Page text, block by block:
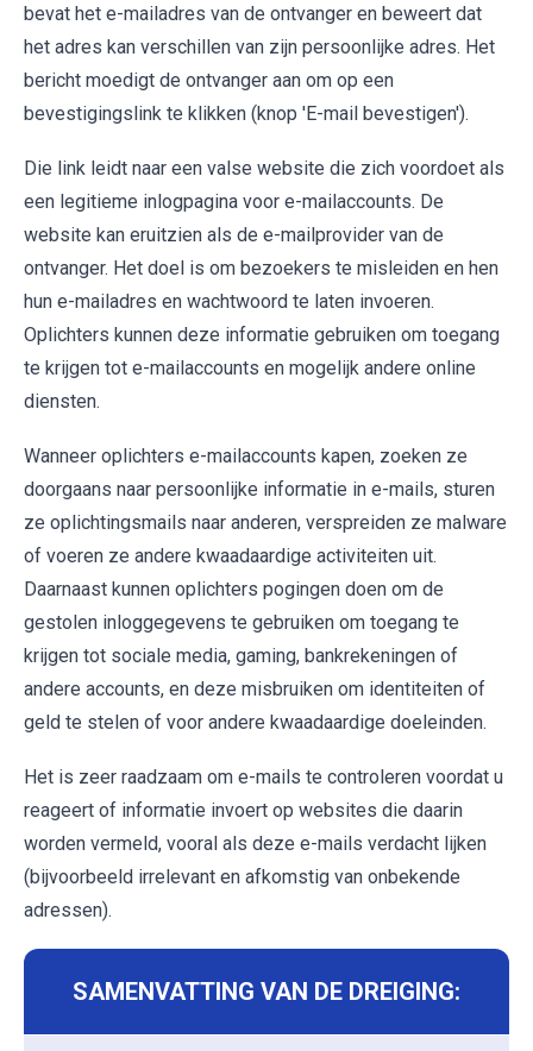
bevat het e-mailadres van de ontvanger en beweert dat
het adres kan verschillen van zijn persoonlijke adres. Het
bericht moedigt de ontvanger aan om op een
bevestigingslink te klikken (knop 'E-mail bevestigen').
Die link leidt naar een valse website die zich voordoet als
een legitieme inlogpagina voor e-mailaccounts. De
website kan eruitzien als de e-mailprovider van de
ontvanger. Het doel is om bezoekers te misleiden en hen
hun e-mailadres en wachtwoord te laten invoeren.
Oplichters kunnen deze informatie gebruiken om toegang
te krijgen tot e-mailaccounts en mogelijk andere online
diensten.
Wanneer oplichters e-mailaccounts kapen, zoeken ze
doorgaans naar persoonlijke informatie in e-mails, sturen
ze oplichtingsmails naar anderen, verspreiden ze malware
of voeren ze andere kwaadaardige activiteiten uit.
Daarnaast kunnen oplichters pogingen doen om de
gestolen inloggegevens te gebruiken om toegang te
krijgen tot sociale media, gaming, bankrekeningen of
andere accounts, en deze misbruiken om identiteiten of
geld te stelen of voor andere kwaadaardige doeleinden.
Het is zeer raadzaam om e-mails te controleren voordat u
reageert of informatie invoert op websites die daarin
worden vermeld, vooral als deze e-mails verdacht lijken
(bijvoorbeeld irrelevant en afkomstig van onbekende
adressen).
SAMENVATTING VAN DE DREIGING: